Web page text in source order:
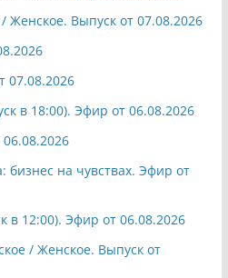
Выпуск от 07.08.2026
07.08.2026
в 18:00). Эфир от 06.08.2026
06.08.2026
бизнес на чувствах. Эфир от
в 12:00). Эфир от 06.08.2026
/ Женское. Выпуск от